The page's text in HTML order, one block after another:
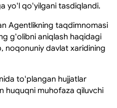
qoʻyilgani tasdiqlandi.
Agentlikning taqdimnomasi
gʻolibni aniqlash haqidagi
noqonuniy davlat xaridining
toʻplangan hujjatlar
huquqni muhofaza qiluvchi